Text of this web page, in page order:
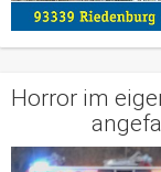
Horror im